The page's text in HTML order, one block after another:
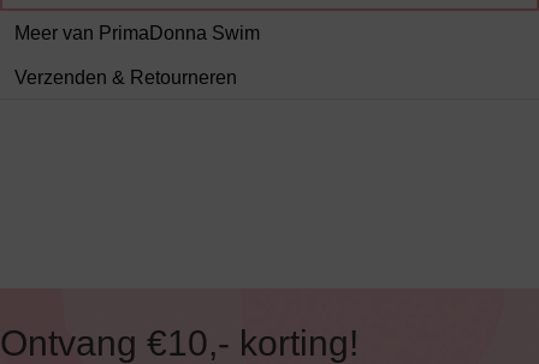
Meer van PrimaDonna Swim
Verzenden & Retourneren
Ontvang €10,- korting!